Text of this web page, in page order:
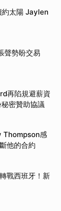
太陽 Jaylen
聲勢盼交易
再陷規避薪資
密贊助協議
Thompson感
他的合約
戰西班牙！新